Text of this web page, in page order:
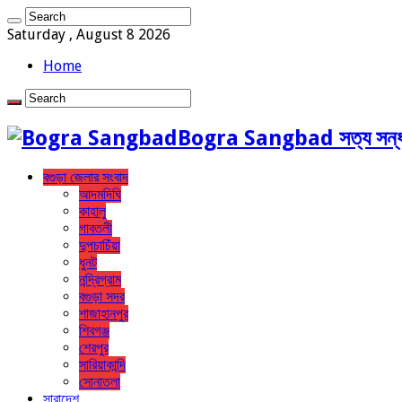
Saturday , August 8 2026
Home
Bogra Sangbad সত্য
বগুড়া জেলার সংবাদ
আদমদিঘি
কাহালু
গাবতলী
দুপচাচিঁয়া
ধুনট
নন্দ্রিগ্রাম
বগুড়া সদর
শাজাহানপুর
শিবগঞ্জ
শেরপুর
সারিয়াকান্দি
সোনাতলা